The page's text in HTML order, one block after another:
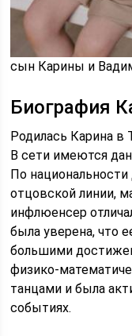
сын Карины и
Биография
Родилась Карина в
В сети имеются
По
отцовской линии,
инфлюенсер
была уверена, что
большими
физико-
танцами и была
событиях.